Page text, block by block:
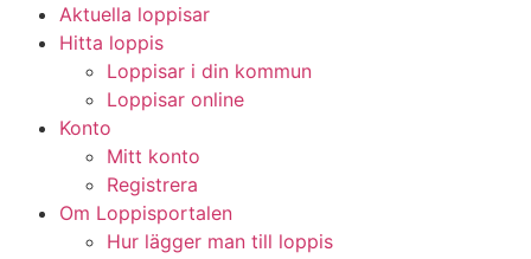
Aktuella loppisar
Hitta loppis
Loppisar i din kommun
Loppisar online
Konto
Mitt konto
Registrera
Om Loppisportalen
Hur lägger man till loppis